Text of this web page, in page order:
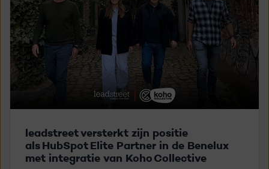
leadstreet v​ersterkt zijn​​ ​positie
als HubSpot Elite Partner in de Benelux ​
met​ integratie​ van​ Koho Collective